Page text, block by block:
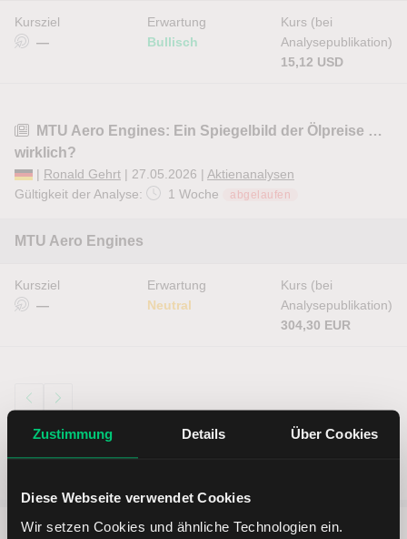
Zustimmung Details Über Cookies
Diese Webseite verwendet Cookies
Wir setzen Cookies und ähnliche Technologien ein.
Kursziel
—
Erwartung
Bullisch
Kurs (bei
Analysepublikation)
15,12 USD
MTU Aero Engines: Ein Spiegelbild der Ölpreise …
wirklich?
| Ronald Gehrt | 27.05.2026 | Aktienanalysen
Gültigkeit der Analyse:
1 Woche abgelaufen
MTU Aero Engines
Kursziel
—
Erwartung
Neutral
Kurs (bei
Analysepublikation)
304,30 EUR